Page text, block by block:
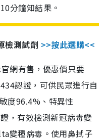
分鐘知結果。
檢測試劑 >>按此選購<<
網有售，優惠價只要
認證，可供民眾進行自
度96.4%、特異性
，有效檢測新冠病毒變
變種病毒。使用鼻拭子